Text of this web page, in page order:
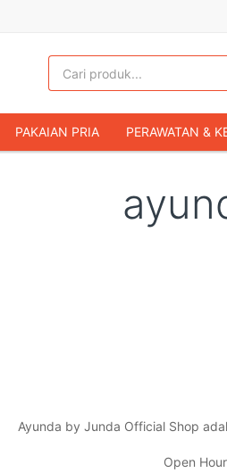
PAKAIAN PRIA PERAWATAN &
IBU & BAYI
Ayunda by Junda Official Shop
Open